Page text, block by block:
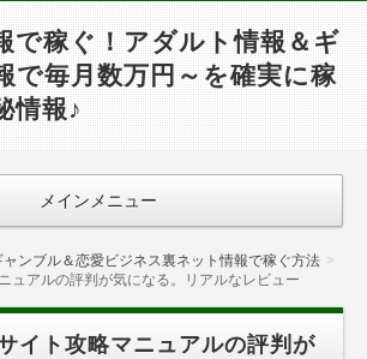
で稼ぐ！アダルト情報＆ギ
で毎月数万円～を確実に稼
情報♪
メインメニュー
ャンブル＆恋愛ビジネス裏ネット情報で稼ぐ方法
ュアルの評判が気になる。リアルなレビュー
イト攻略マニュアルの評判が